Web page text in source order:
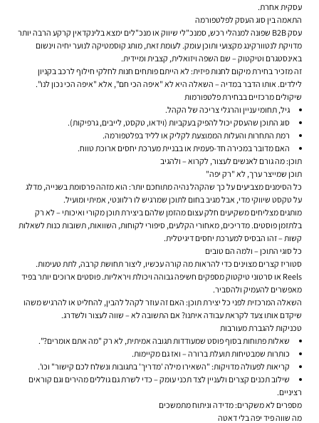
עסקית אחרת.
התאמה בין סוג העסק לפלטפורמה
עסק B2B שפונה למנהלי רכש, סמנכ"לי שיווק או מנכ"לים ימצא בלינקדאין קרקע הרבה יותר
מדויקת לנטוורקינג מקצועי ותוכן עומק. לעומת זאת, מותג קוסמטיקה לנוער יחיה וינשום
באינסטגרם וטיקטוק – שם השפה ויזואלית, קצבית ומיידית.
זה מזכיר בחירת מיקום לחנות פיזית: לא הייתם פותחים חנות לחלקי חילוף לרכב בקניון
לילדים. אותו הדבר במדיה – השאלה היא לא "איפה הכי חם", אלא "איפה הכי נכון לנו".
שיקולים מרכזיים בבחירת פלטפורמות
גיל, תחומי עניין והרגלי צריכה של הקהל.
סוג התוכן שהעסק יכול להפיק בעקביות (וידאו, טקסט, לייבים, גרפיקות).
רמת התחרות והעלות הממוצעת לקליק או לליד בפלטפורמה.
האם מדובר במכירה חד-פעמית או בבניית מערכת יחסים ארוכת טווח.
תוכן: מה גורם לאנשים לעצור, לקרוא – ולהגיב
תוכן שמייצר ערך, לא "רק יפה"
כל הסימנים מצביעים על כך שהקהל נהיה מתוחכם יותר: הוא מזהה פרסומת בשנייה, מדלג
על טקסט שיווקי מדי, אבל מגיב בחום לתוכן שמרגיש לו רלוונטי, אמיתי ומועיל.
מותגים מצליחים משקיעים חלק עצום מהזמן שלהם ביצירת תוכן מקורי ואיכותי – לא רק
בלתזמן פוסטים. מדריכים, מאחורי הקלעים, סיפורי לקוחות, השוואות, תשובות כנות לשאלות
קשות – זהו הבסיס למערכת יחסים דיגיטלית.
כל סוגי התוכן – ולמה הם טובים
סטוריז קצרים מצוינים כדי להראות מה קורה עכשיו, ליצור תחושת קרבה, לתת טעימות.
Reels או סרטוני טיקטוק מספקים חשיפה גבוהה ויכולת ויראליות. פוסטים ארוכים יותר בפיד
מאפשרים להעמיק ולהסביר.
השאלה המרכזית לפני כל יצירת תוכן: האם זה עוזר לקהל להבין, להחליט או להרגיש משהו
שיקדם אותו צעד לקראת עבודה איתנו? אם התשובה לא – שווה לעצור ולשדרג.
טכניקות להגברת מעורבות
שאלות פתוחות בסוף פוסט שמעודדות תגובה אמיתית, לא רק "מה אתם אומרים?".
כותרות שמבטיחות תועלת ברורה – ואז גם מקיימות.
קריאות לפעולה מדויקות: "השאירו מילה 'מדריך' בתגובות ונשלח לכם קישור" וכו'.
שילוב תכנים קצרים ולעניין לצד תכני עומק – כדי לשרת גם גוללים מהירים וגם קוראים
רציניים.
מספרים לא משקרים: מדידה וניתוח מתמשכים
מה שווה פיד יפה בלי דאטה